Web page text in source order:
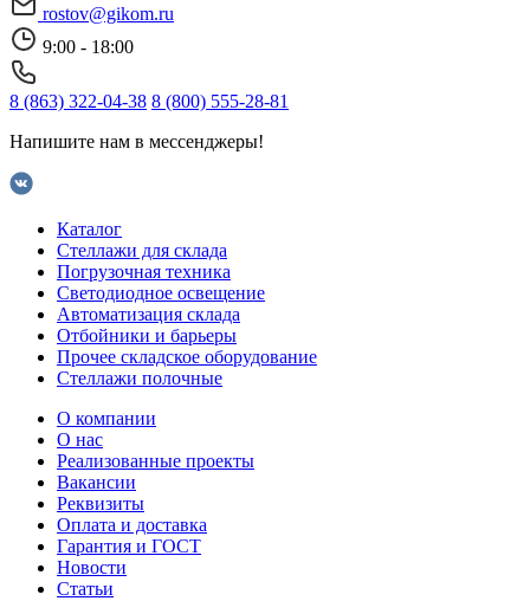
rostov@gikom.ru
9:00 - 18:00
8 (863) 322-04-38 8 (800) 555-28-81
Напишите нам в мессенджеры!
Каталог
Стеллажи для склада
Погрузочная техника
Светодиодное освещение
Автоматизация склада
Отбойники и барьеры
Прочее складское оборудование
Стеллажи полочные
О компании
О нас
Реализованные проекты
Вакансии
Реквизиты
Оплата и доставка
Гарантия и ГОСТ
Новости
Статьи